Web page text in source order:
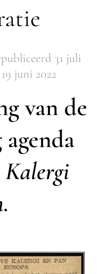
31 juli
juni 2022
van de
Kalergi